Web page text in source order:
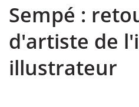
Sempé :
d'artiste de
illustrateur